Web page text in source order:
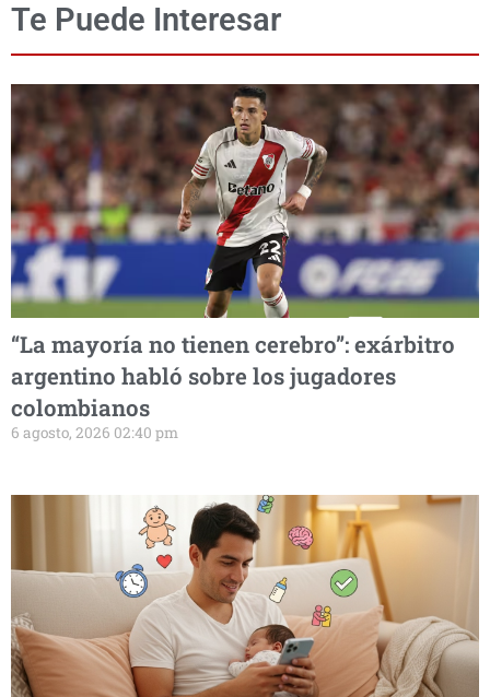
Te Puede Interesar
“La mayoría no tienen cerebro”: exárbitro
argentino habló sobre los jugadores
colombianos
6 agosto, 2026 02:40 pm